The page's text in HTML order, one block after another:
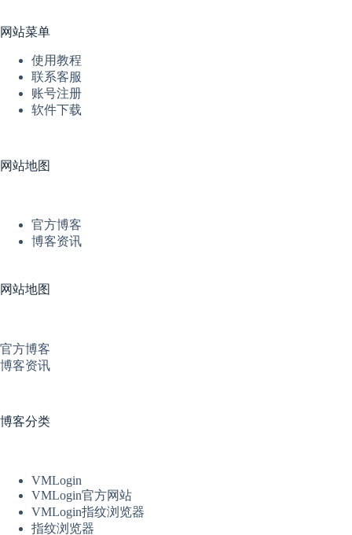
网站菜单
使用教程
联系客服
账号注册
软件下载
网站地图
官方博客
博客资讯
网站地图
官方博客
博客资讯
博客分类
VMLogin
VMLogin官方网站
VMLogin指纹浏览器
指纹浏览器